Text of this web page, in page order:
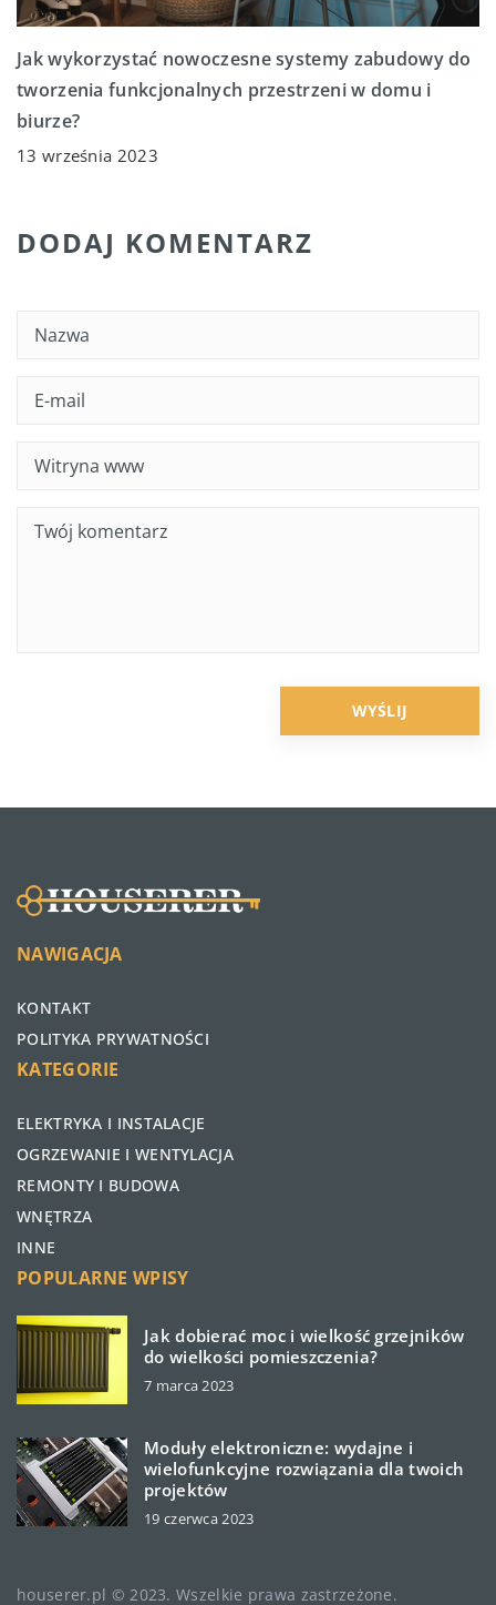
Jak wykorzystać nowoczesne systemy zabudowy do
tworzenia funkcjonalnych przestrzeni w domu i
biurze?
13 września 2023
DODAJ KOMENTARZ
NAWIGACJA
KONTAKT
POLITYKA PRYWATNOŚCI
KATEGORIE
ELEKTRYKA I INSTALACJE
OGRZEWANIE I WENTYLACJA
REMONTY I BUDOWA
WNĘTRZA
INNE
POPULARNE WPISY
Jak dobierać moc i wielkość grzejników
do wielkości pomieszczenia?
7 marca 2023
Moduły elektroniczne: wydajne i
wielofunkcyjne rozwiązania dla twoich
projektów
19 czerwca 2023
houserer.pl © 2023. Wszelkie prawa zastrzeżone.